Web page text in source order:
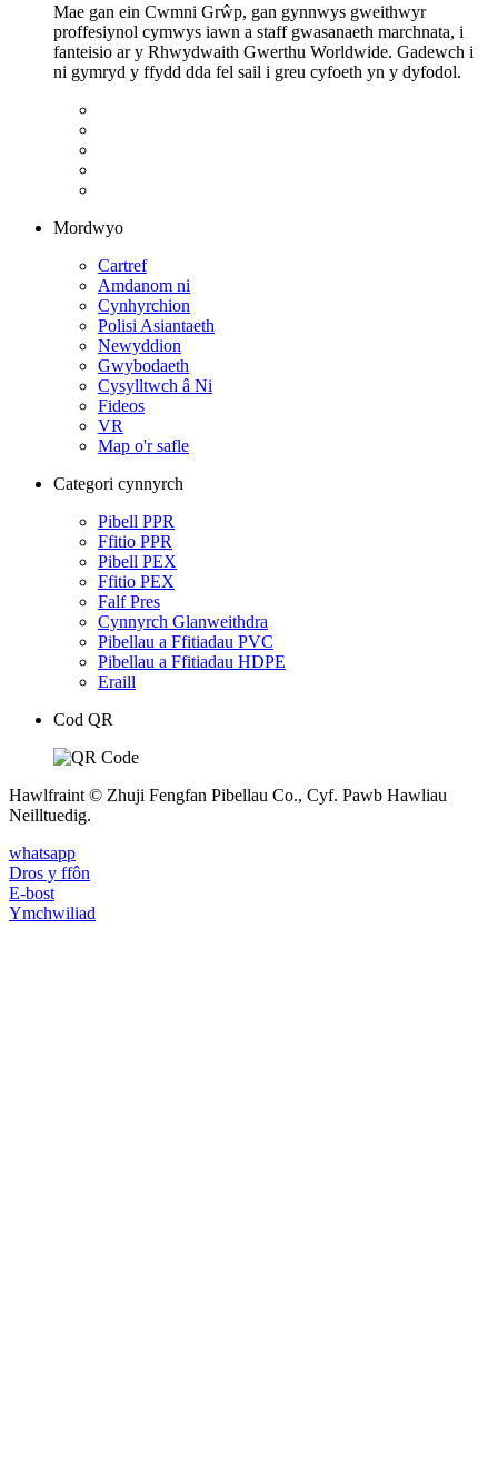
Mae gan ein Cwmni Grŵp, gan gynnwys gweithwyr
proffesiynol cymwys iawn a staff gwasanaeth marchnata, i
fanteisio ar y Rhwydwaith Gwerthu Worldwide. Gadewch i
ni gymryd y ffydd dda fel sail i greu cyfoeth yn y dyfodol.
Mordwyo
Cartref
Amdanom ni
Cynhyrchion
Polisi Asiantaeth
Newyddion
Gwybodaeth
Cysylltwch â Ni
Fideos
VR
Map o'r safle
Categori cynnyrch
Pibell PPR
Ffitio PPR
Pibell PEX
Ffitio PEX
Falf Pres
Cynnyrch Glanweithdra
Pibellau a Ffitiadau PVC
Pibellau a Ffitiadau HDPE
Eraill
Cod QR
Hawlfraint © Zhuji Fengfan Pibellau Co., Cyf. Pawb Hawliau
Neilltuedig.
whatsapp
Dros y ffôn
E-bost
Ymchwiliad